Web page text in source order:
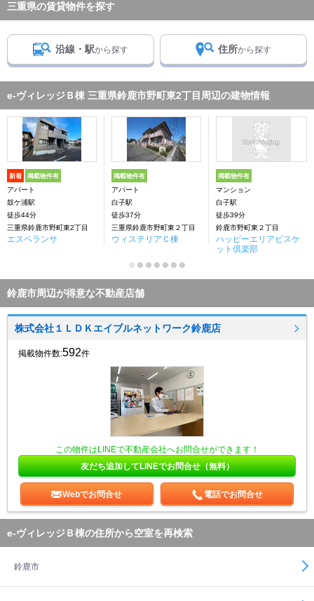
三重県の賃貸物件を探す
沿線・駅から探す 住所から探す
e-ヴィレッジＢ棟 三重県鈴鹿市野町東2丁目周辺の建物情報
新着 掲載物件有
アパート
鼓ケ浦駅
徒歩44分
三重県鈴鹿市野町東2丁目
エスペランサ
掲載物件有
アパート
白子駅
徒歩37分
三重県鈴鹿市野町東２丁目
ウィステリアＣ棟
掲載物件有
マンション
白子駅
徒歩39分
鈴鹿市野町東２丁目
ハッピーエリアビスケ
ット倶楽部
鈴鹿市周辺が得意な不動産店舗
株式会社１ＬＤＫエイブルネットワーク鈴鹿店
掲載物件数:592件
この物件はLINEで不動産会社へお問合せができます！
友だち追加してLINEでお問合せ（無料）
Webでお問合せ 電話でお問合せ
e-ヴィレッジＢ棟の住所から空室を再検索
鈴鹿市